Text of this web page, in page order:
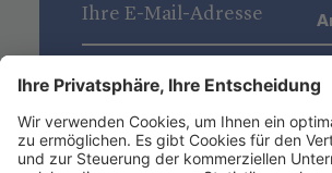
Datenschutz (Info)